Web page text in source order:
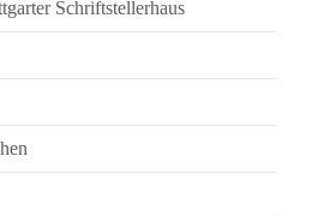
Schriftstellerhaus